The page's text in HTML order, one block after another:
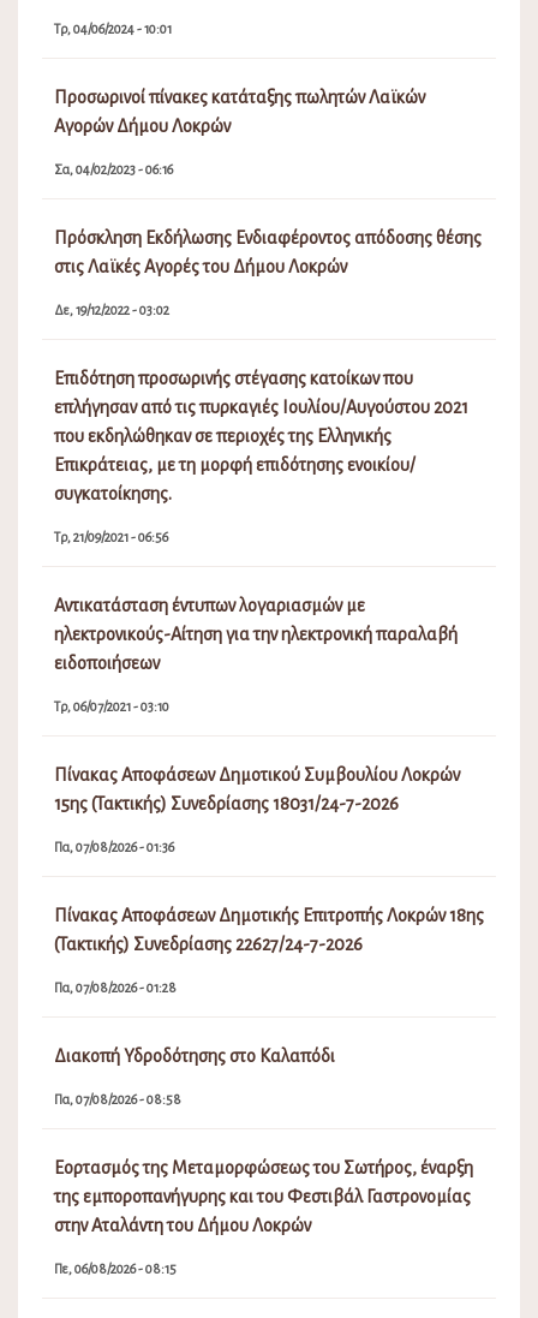
Τρ, 04/06/2024 - 10:01
Προσωρινοί πίνακες κατάταξης πωλητών Λαϊκών
Αγορών Δήμου Λοκρών
Σα, 04/02/2023 - 06:16
Πρόσκληση Εκδήλωσης Ενδιαφέροντος απόδοσης θέσης
στις Λαϊκές Αγορές του Δήμου Λοκρών
Δε, 19/12/2022 - 03:02
Επιδότηση προσωρινής στέγασης κατοίκων που
επλήγησαν από τις πυρκαγιές Ιουλίου/Αυγούστου 2021
που εκδηλώθηκαν σε περιοχές της Ελληνικής
Επικράτειας, με τη μορφή επιδότησης ενοικίου/
συγκατοίκησης.
Τρ, 21/09/2021 - 06:56
Αντικατάσταση έντυπων λογαριασμών με
ηλεκτρονικούς-Αίτηση για την ηλεκτρονική παραλαβή
ειδοποιήσεων
Τρ, 06/07/2021 - 03:10
Πίνακας Αποφάσεων Δημοτικού Συμβουλίου Λοκρών
15ης (Τακτικής) Συνεδρίασης 18031/24-7-2026
Πα, 07/08/2026 - 01:36
Πίνακας Αποφάσεων Δημοτικής Επιτροπής Λοκρών 18ης
(Τακτικής) Συνεδρίασης 22627/24-7-2026
Πα, 07/08/2026 - 01:28
Διακοπή Υδροδότησης στο Καλαπόδι
Πα, 07/08/2026 - 08:58
Εορτασμός της Μεταμορφώσεως του Σωτήρος, έναρξη
της εμποροπανήγυρης και του Φεστιβάλ Γαστρονομίας
στην Αταλάντη του Δήμου Λοκρών
Πε, 06/08/2026 - 08:15